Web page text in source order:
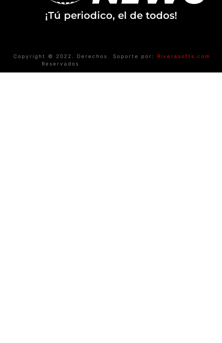
¡Tú periodico, el de todos!
Copyright © 2022. Derechos
Reservados
Soporte por: Riverasofts.com